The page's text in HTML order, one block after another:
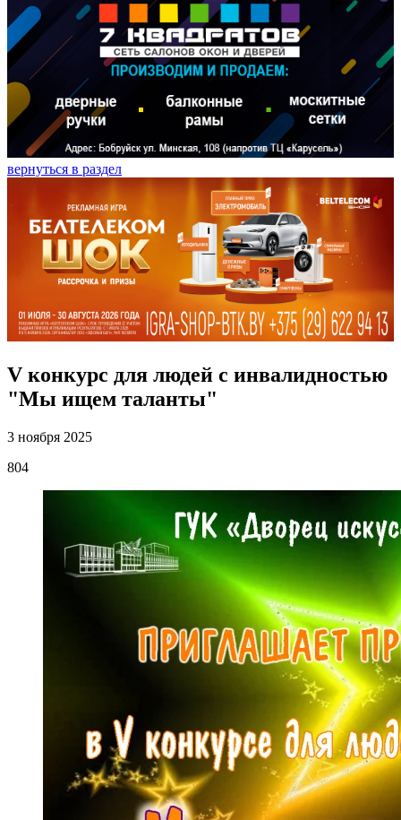
вернуться в раздел
V конкурс для людей с инвалидностью
"Мы ищем таланты"
3 ноября 2025
804